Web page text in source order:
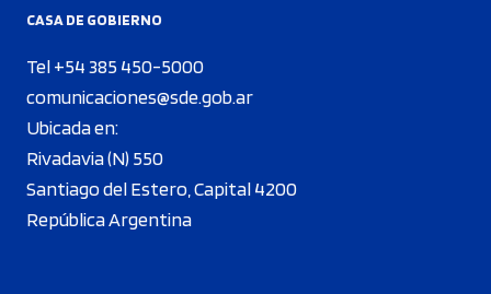
CASA DE GOBIERNO
Tel +54 385 450-5000
comunicaciones@sde.gob.ar
Ubicada en:
Rivadavia (N) 550
Santiago del Estero, Capital 4200
República Argentina